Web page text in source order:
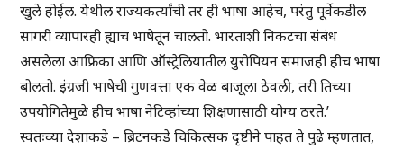
खुले होईल. येथील राज्यकर्त्यांची तर ही भाषा आहेच, परंतु पूर्वेकडील
सागरी व्यापारही ह्याच भाषेतून चालतो. भारताशी निकटचा संबंध
असलेला आफ्रिका आणि ऑस्ट्रेलियातील युरोपियन समाजही हीच भाषा
बोलतो. इंग्रजी भाषेची गुणवत्ता एक वेळ बाजूला ठेवली, तरी तिच्या
उपयोगितेमुळे हीच भाषा नेटिव्हांच्या शिक्षणासाठी योग्य ठरते.’
स्वतःच्या देशाकडे – ब्रिटनकडे चिकित्सक दृष्टीने पाहत ते पुढे म्हणतात,